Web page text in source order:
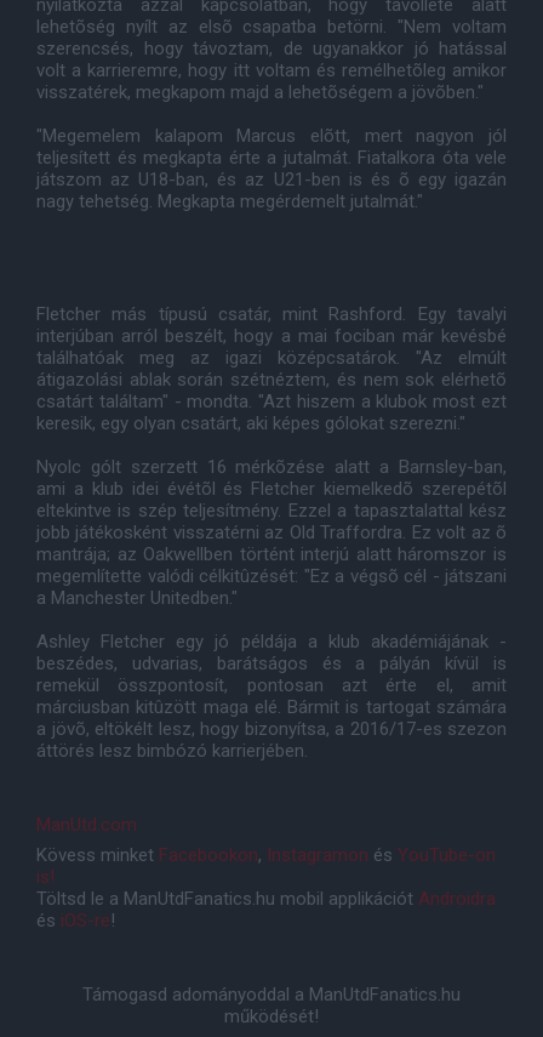
nyilatkozta azzal kapcsolatban, hogy távolléte alatt
lehetõség nyílt az elsõ csapatba betörni. "Nem voltam
szerencsés, hogy távoztam, de ugyanakkor jó hatással
volt a karrieremre, hogy itt voltam és remélhetõleg amikor
visszatérek, megkapom majd a lehetõségem a jövõben."
"Megemelem kalapom Marcus elõtt, mert nagyon jól
teljesített és megkapta érte a jutalmát. Fiatalkora óta vele
játszom az U18-ban, és az U21-ben is és õ egy igazán
nagy tehetség. Megkapta megérdemelt jutalmát."
Fletcher más típusú csatár, mint Rashford. Egy tavalyi
interjúban arról beszélt, hogy a mai fociban már kevésbé
találhatóak meg az igazi középcsatárok. "Az elmúlt
átigazolási ablak során szétnéztem, és nem sok elérhetõ
csatárt találtam" - mondta. "Azt hiszem a klubok most ezt
keresik, egy olyan csatárt, aki képes gólokat szerezni."
Nyolc gólt szerzett 16 mérkõzése alatt a Barnsley-ban,
ami a klub idei évétõl és Fletcher kiemelkedõ szerepétõl
eltekintve is szép teljesítmény. Ezzel a tapasztalattal kész
jobb játékosként visszatérni az Old Traffordra. Ez volt az õ
mantrája; az Oakwellben történt interjú alatt háromszor is
megemlítette valódi célkitûzését: "Ez a végsõ cél - játszani
a Manchester Unitedben."
Ashley Fletcher egy jó példája a klub akadémiájának -
beszédes, udvarias, barátságos és a pályán kívül is
remekül összpontosít, pontosan azt érte el, amit
márciusban kitûzött maga elé. Bármit is tartogat számára
a jövõ, eltökélt lesz, hogy bizonyítsa, a 2016/17-es szezon
áttörés lesz bimbózó karrierjében.
ManUtd.com
Kövess minket Facebookon, Instagramon és YouTube-on
is!
Töltsd le a ManUtdFanatics.hu mobil applikációt Androidra
és iOS-re!
Támogasd adományoddal a ManUtdFanatics.hu
működését!